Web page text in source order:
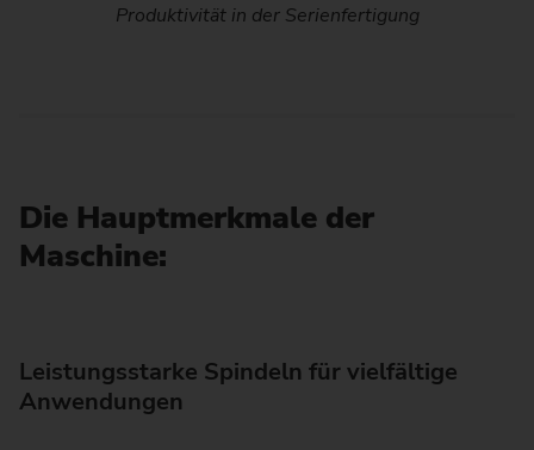
Produktivität in der Serienfertigung
Die Hauptmerkmale der
Maschine:
Leistungsstarke Spindeln für vielfältige
Anwendungen